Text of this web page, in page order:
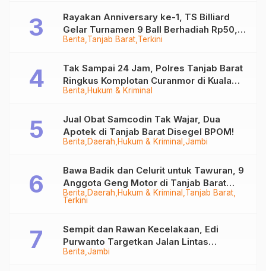
Berita Tanjab Barat Terkini
Rayakan Anniversary ke-1, TS Billiard
Gelar Turnamen 9 Ball Berhadiah Rp50,8
Juta
Berita Hukum & Kriminal
Tak Sampai 24 Jam, Polres Tanjab Barat
Ringkus Komplotan Curanmor di Kuala
Tungkal
Berita Daerah Hukum & Kriminal Jambi
Jual Obat Samcodin Tak Wajar, Dua
Apotek di Tanjab Barat Disegel BPOM!
Berita Daerah Hukum & Kriminal Tanjab Barat
Terkini
Bawa Badik dan Celurit untuk Tawuran, 9
Anggota Geng Motor di Tanjab Barat
Diringkus
Berita Jambi
Sempit dan Rawan Kecelakaan, Edi
Purwanto Targetkan Jalan Lintas
Tungkal-Jambi Mulus di 2028